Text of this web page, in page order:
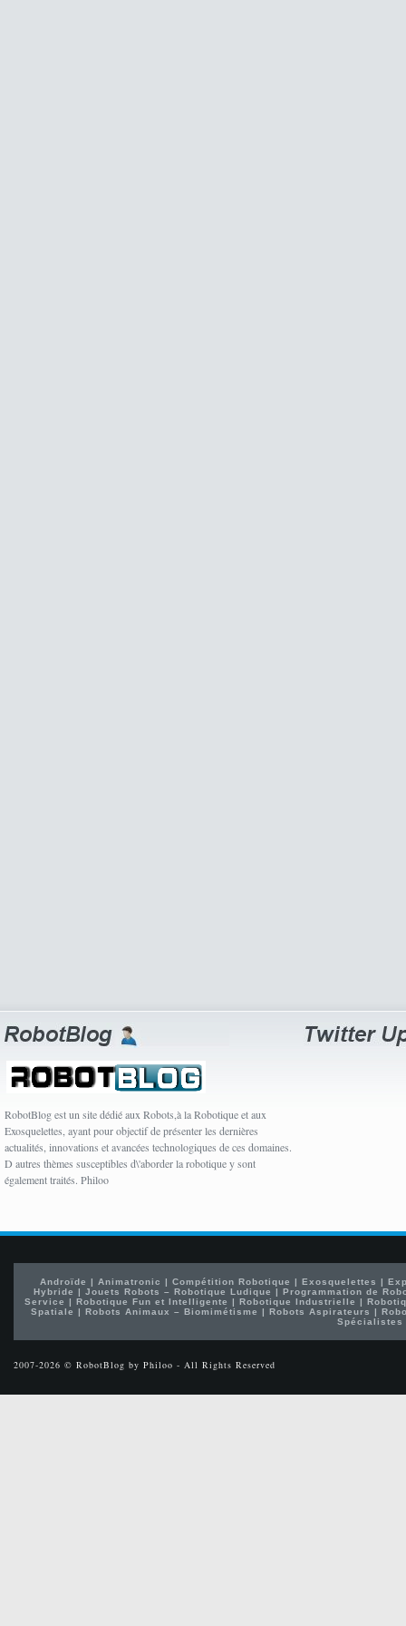
RobotBlog est un site dédié aux Robots,à la Robotique et aux
Exosquelettes, ayant pour objectif de présenter les dernières
actualités, innovations et avancées technologiques de ces domaines.
D autres thèmes susceptibles d\'aborder la robotique y sont
également traités. Philoo
Androïde | Animatronic | Compétition Robotique | Exosquelettes |
Hybride |Jouets Robots – Robotique Ludique |Programmation de
Service | Robotique Fun et Intelligente | Robotique Industrielle |
Spatiale | Robots Animaux – Biomimétisme | Robots Aspirateurs |
Spécialistes
2007-2026 © RobotBlog by Philoo - All Rights Reserved